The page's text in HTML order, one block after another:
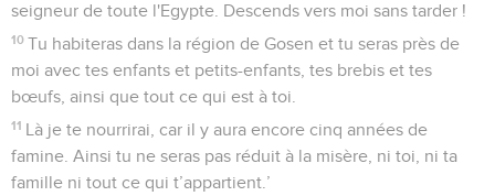
seigneur de toute l'Egypte. Descends vers moi sans tarder !
10 Tu habiteras dans la région de Gosen et tu seras près de
moi avec tes enfants et petits-enfants, tes brebis et tes
bœufs, ainsi que tout ce qui est à toi.
11 Là je te nourrirai, car il y aura encore cinq années de
famine. Ainsi tu ne seras pas réduit à la misère, ni toi, ni ta
famille ni tout ce qui t’appartient.’